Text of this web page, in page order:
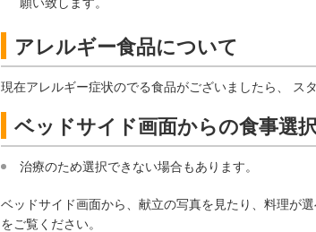
アレルギー食品について
現在アレルギー症状のでる食品がございましたら、 ス
ベッドサイド画面からの食事選
治療のため選択できない場合もあります。
ベッドサイド画面から、献立の写真を見たり、料理が
をご覧ください。